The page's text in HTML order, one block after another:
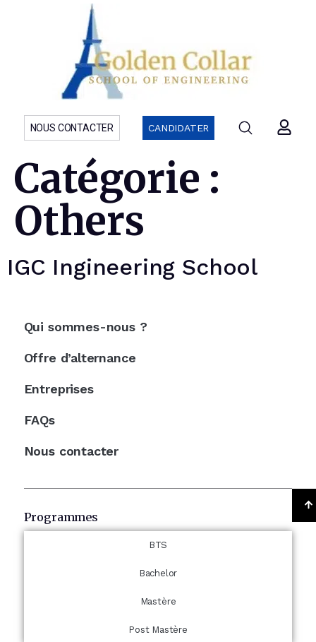
NOUS CONTACTER CANDIDATER
Catégorie :
Others
IGC Ingineering School
Qui sommes-nous ?
Offre d’alternance
Entreprises
FAQs
Nous contacter
Programmes
BTS
Bachelor
Mastère
Post Mastère